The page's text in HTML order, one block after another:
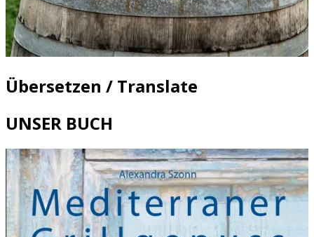
Übersetzen / Translate
UNSER BUCH